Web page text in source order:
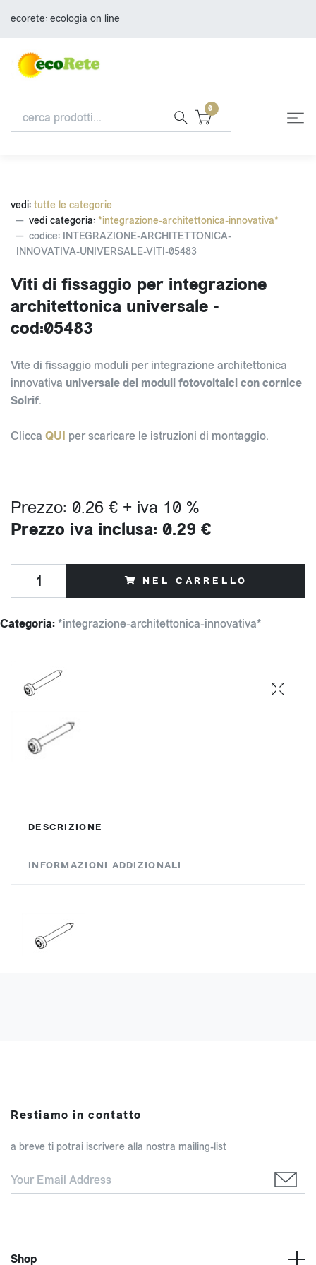
ecorete: ecologia on line
0
vedi: tutte le categorie
vedi categoria: *integrazione-architettonica-innovativa*
codice: INTEGRAZIONE-ARCHITETTONICA-
INNOVATIVA-UNIVERSALE-VITI-05483
Viti di fissaggio per integrazione
architettonica universale -
cod:05483
Vite di fissaggio moduli per integrazione architettonica
innovativa universale dei moduli fotovoltaici con cornice
Solrif.
Clicca QUI per scaricare le istruzioni di montaggio.
Prezzo: 0.26 € + iva 10 %
Prezzo iva inclusa: 0.29 €
NEL CARRELLO
Categoria: *integrazione-architettonica-innovativa*
DESCRIZIONE
INFORMAZIONI ADDIZIONALI
Restiamo in contatto
a breve ti potrai iscrivere alla nostra mailing-list
Shop